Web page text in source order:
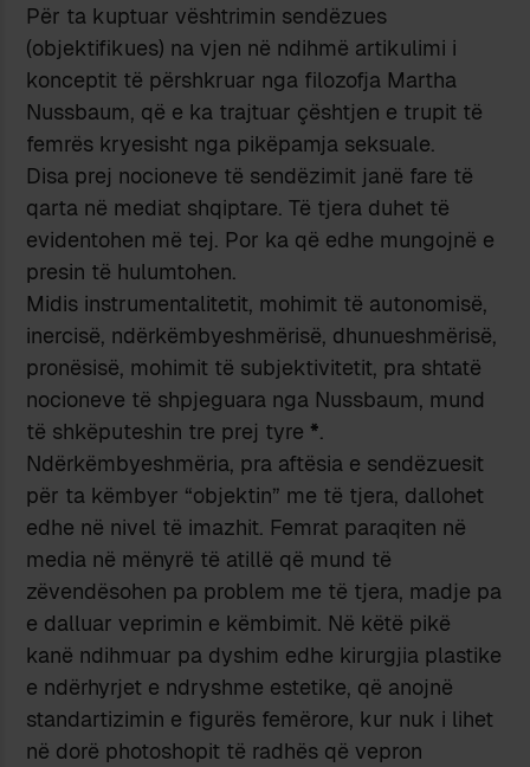
Për ta kuptuar vështrimin sendëzues
(objektifikues) na vjen në ndihmë artikulimi i
konceptit të përshkruar nga filozofja Martha
Nussbaum, që e ka trajtuar çështjen e trupit të
femrës kryesisht nga pikëpamja seksuale.
Disa prej nocioneve të sendëzimit janë fare të
qarta në mediat shqiptare. Të tjera duhet të
evidentohen më tej. Por ka që edhe mungojnë e
presin të hulumtohen.
Midis instrumentalitetit, mohimit të autonomisë,
inercisë, ndërkëmbyeshmërisë, dhunueshmërisë,
pronësisë, mohimit të subjektivitetit, pra shtatë
nocioneve të shpjeguara nga Nussbaum, mund
të shkëputeshin tre prej tyre *.
Ndërkëmbyeshmëria, pra aftësia e sendëzuesit
për ta këmbyer “objektin” me të tjera, dallohet
edhe në nivel të imazhit. Femrat paraqiten në
media në mënyrë të atillë që mund të
zëvendësohen pa problem me të tjera, madje pa
e dalluar veprimin e këmbimit. Në këtë pikë
kanë ndihmuar pa dyshim edhe kirurgjia plastike
e ndërhyrjet e ndryshme estetike, që anojnë
standartizimin e figurës femërore, kur nuk i lihet
në dorë photoshopit të radhës që vepron